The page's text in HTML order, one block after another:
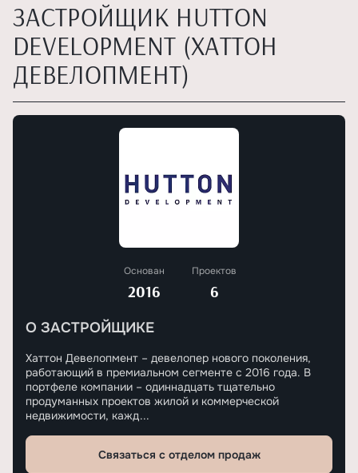
ЗАСТРОЙЩИК HUTTON
DEVELOPMENT (ХАТТОН
ДЕВЕЛОПМЕНТ)
Основан
2016
Проектов
6
О ЗАСТРОЙЩИКЕ
Хаттон Девелопмент – девелопер нового поколения,
работающий в премиальном сегменте с 2016 года. В
портфеле компании – одиннадцать тщательно
продуманных проектов жилой и коммерческой
недвижимости, кажд...
Связаться с отделом продаж